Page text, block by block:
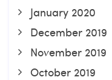
January 2020
December 2019
November 2019
October 2019